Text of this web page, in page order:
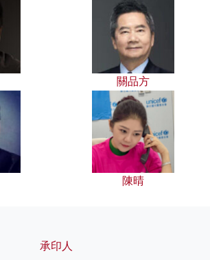
關品方
陳晴
承印人